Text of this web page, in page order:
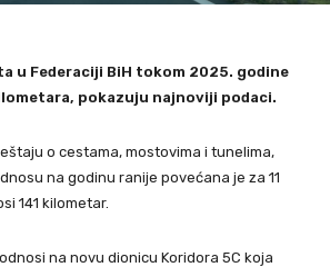
u Federaciji BiH tokom 2025. godine
pokazuju najnoviji podaci.
o cestama, mostovima i tunelima,
na godinu ranije povećana je za 11
141 kilometar.
na novu dionicu Koridora 5C koja